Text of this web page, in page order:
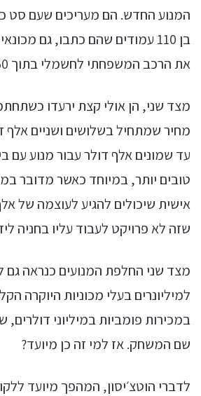
המנוע החדש. הם מעריכים שעם סט
בן 110 עמודים שהם כתבו, גם
את הרכב המשפחתי לחשמלי בתוך 40-50 שעות עבודה.
מצד שני, הן אולי קצת ירעדו
מחיר שמתחיל בשלושים ושניים אלף
עד שמונים אלף דולר עבור מנוע עם
טובים יותר, במיוחד כאשר מדובר
אישית שיכולים להגיע לעוצמה של
שזה לא פרויקט לעבוד עליו בחניה
מצד שני החלפת המנועים כנראה גם
למיליונרים בעלי מכוניות היוקרה
במכירות פומביות במיליוני דולרים,
שם המשחק. אז למי זה כן מיועד?
לדברי הוטצ׳יסון, המהפך מיועד